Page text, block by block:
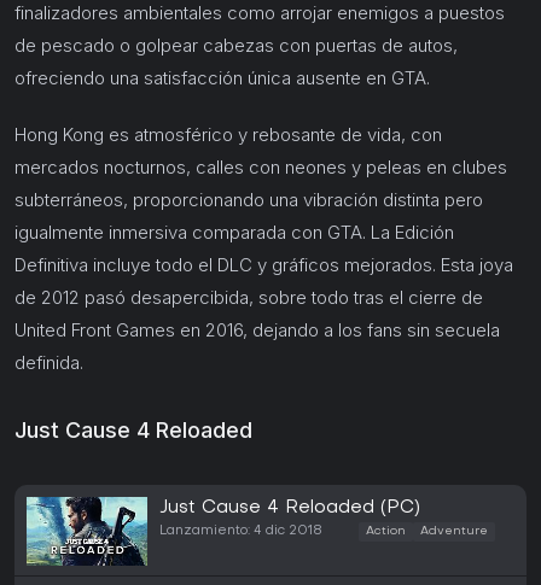
finalizadores ambientales como arrojar enemigos a puestos
de pescado o golpear cabezas con puertas de autos,
ofreciendo una satisfacción única ausente en GTA.
Hong Kong es atmosférico y rebosante de vida, con
mercados nocturnos, calles con neones y peleas en clubes
subterráneos, proporcionando una vibración distinta pero
igualmente inmersiva comparada con GTA. La Edición
Definitiva incluye todo el DLC y gráficos mejorados. Esta joya
de 2012 pasó desapercibida, sobre todo tras el cierre de
United Front Games en 2016, dejando a los fans sin secuela
definida.
Just Cause 4 Reloaded
Just Cause 4 Reloaded (PC)
Lanzamiento: 4 dic 2018 Action Adventure